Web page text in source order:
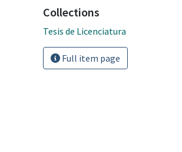
Collections
Tesis de Licenciatura
Full item page